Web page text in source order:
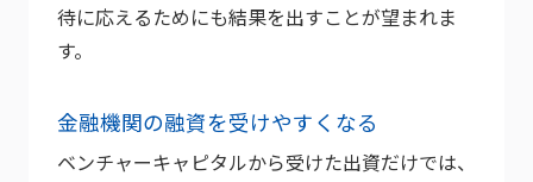
待に応えるためにも結果を出すことが望まれま
す。
金融機関の融資を受けやすくなる
ベンチャーキャピタルから受けた出資だけでは、